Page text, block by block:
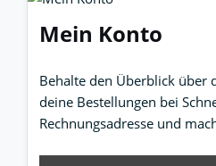
Mein Konto
Behalte den Überblick über
deine Bestellungen bei
Rechnungsadresse und